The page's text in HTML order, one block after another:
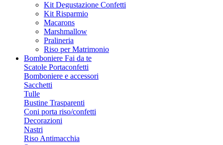
Kit Degustazione Confetti
Kit Risparmio
Macarons
Marshmallow
Pralineria
Riso per Matrimonio
Bomboniere Fai da te
Scatole Portaconfetti
Bomboniere e accessori
Sacchetti
Tulle
Bustine Trasparenti
Coni porta riso/confetti
Decorazioni
Nastri
Riso Antimacchia